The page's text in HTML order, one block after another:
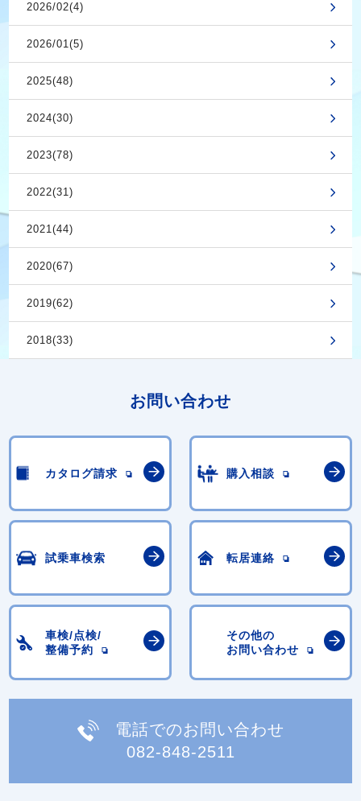
2026/02(4)
2026/01(5)
2025(48)
2024(30)
2023(78)
2022(31)
2021(44)
2020(67)
2019(62)
2018(33)
お問い合わせ
カタログ請求 購入相談
試乗車検索 転居連絡
車検/点検/
整備予約
その他の
お問い合わせ
電話でのお問い合わせ
082-848-2511